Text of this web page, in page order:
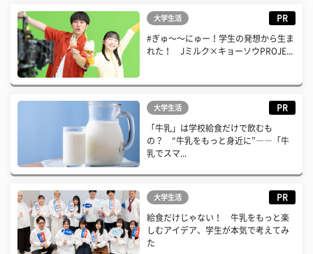
大学生活 PR
#ぎゅ〜〜にゅー！学生の発想から生ま
れた！ Jミルク×キョーソウPROJE...
大学生活 PR
「牛乳」は学校給食だけで飲むも
の？ “牛乳をもっと身近に”――「牛
乳でスマ...
大学生活 PR
給食だけじゃない！ 牛乳をもっと楽
しむアイデア、学生が本気で考えてみ
た